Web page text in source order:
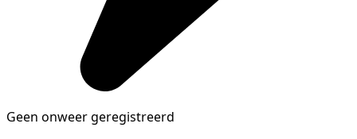
Geen onweer geregistreerd